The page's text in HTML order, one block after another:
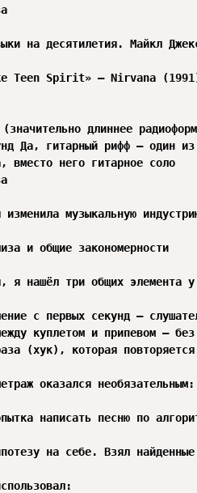
на десятилетия. Майкл
Teen Spirit» — Nirvana
длиннее
Да, гитарный рифф — один из
вместо него гитарное соло
музыкальную
и общие закономерности
я нашёл три общих элемента
с первых секунд —
куплетом и припевом —
(хук), которая
оказался
написать песню по
на себе. Взял